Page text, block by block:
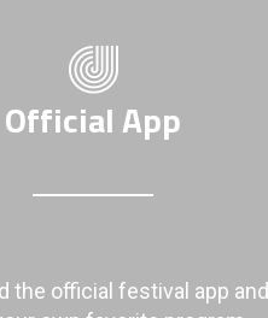
Official App
the official festival app and